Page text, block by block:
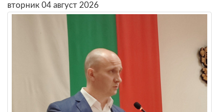
вторник 04 август 2026